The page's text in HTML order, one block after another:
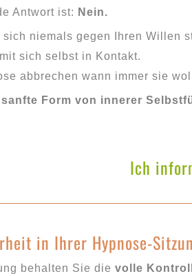
Antwort ist: Nein.
sich niemals gegen Ihren Willen
sich selbst in Kontakt.
abbrechen wann immer sie
Form von innerer
Ich
in Ihrer Hypnose-
behalten Sie die volle